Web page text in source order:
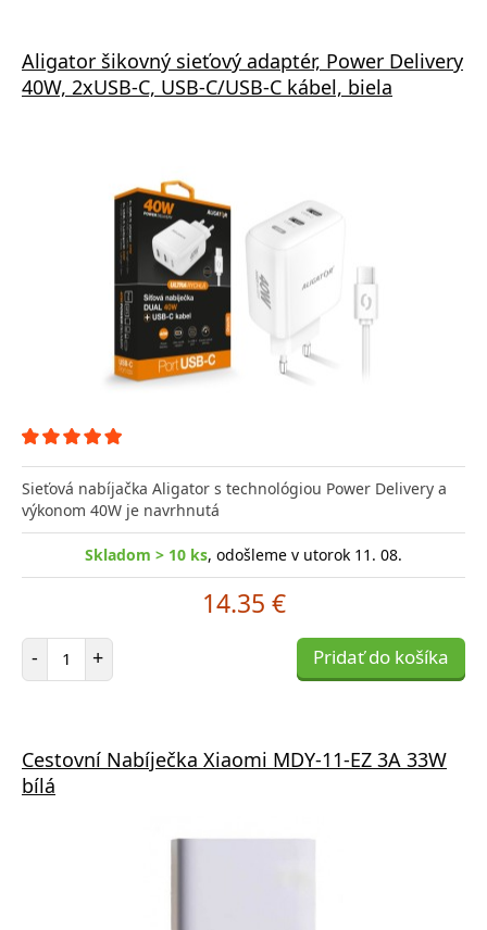
Aligator šikovný sieťový adaptér, Power Delivery
40W, 2xUSB-C, USB-C/USB-C kábel, biela
Sieťová nabíjačka Aligator s technológiou Power Delivery a
výkonom 40W je navrhnutá
Skladom > 10 ks, odošleme v utorok 11. 08.
14.35 €
- Počet položiek
+ Pridať do košíka
Cestovní Nabíječka Xiaomi MDY-11-EZ 3A 33W
bílá